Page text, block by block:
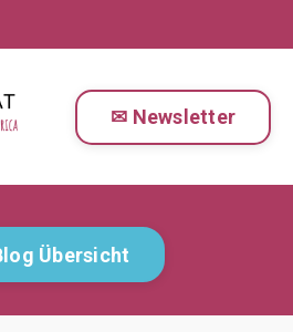
✉ Newsletter
Übersicht